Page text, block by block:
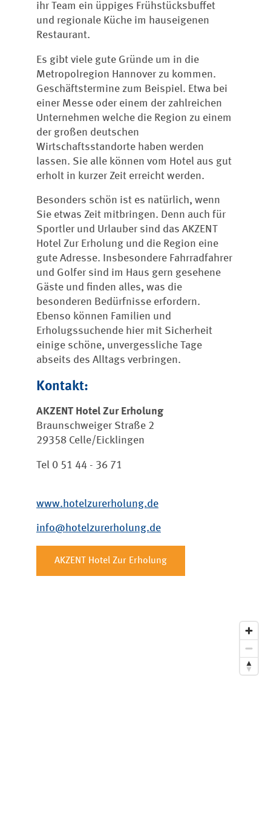
ihr Team ein üppiges Frühstücksbuffet
und regionale Küche im hauseigenen
Restaurant.
Es gibt viele gute Gründe um in die
Metropolregion Hannover zu kommen.
Geschäftstermine zum Beispiel. Etwa bei
einer Messe oder einem der zahlreichen
Unternehmen welche die Region zu einem
der großen deutschen
Wirtschaftsstandorte haben werden
lassen. Sie alle können vom Hotel aus gut
erholt in kurzer Zeit erreicht werden.
Besonders schön ist es natürlich, wenn
Sie etwas Zeit mitbringen. Denn auch für
Sportler und Urlauber sind das AKZENT
Hotel Zur Erholung und die Region eine
gute Adresse. Insbesondere Fahrradfahrer
und Golfer sind im Haus gern gesehene
Gäste und finden alles, was die
besonderen Bedürfnisse erfordern.
Ebenso können Familien und
Erholugssuchende hier mit Sicherheit
einige schöne, unvergessliche Tage
abseits des Alltags verbringen.
Kontakt:
AKZENT Hotel Zur Erholung
Braunschweiger Straße 2
29358 Celle/Eicklingen
Tel 0 51 44 - 36 71
www.hotelzurerholung.de
info@hotelzurerholung.de
AKZENT Hotel Zur Erholung